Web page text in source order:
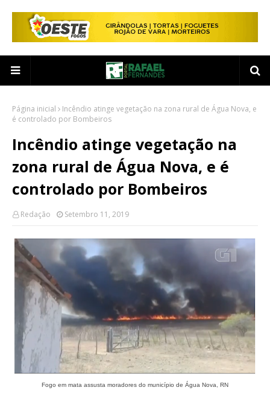
Página inicial
Incêndio atinge vegetação na zona rural de Água Nova, e
é controlado por Bombeiros
Incêndio atinge vegetação na
zona rural de Água Nova, e é
controlado por Bombeiros
Redação Setembro 11, 2019
Fogo em mata assusta moradores do município de Água Nova, RN